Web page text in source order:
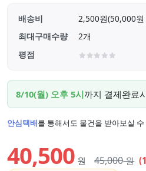
배송비
2,500원(50,000
최대구매수량
2개
평점
8/10(월) 오후 5시까지 결제완료
안심택배를 통해서도 물건을 받아보실
40,500 원 45,000원